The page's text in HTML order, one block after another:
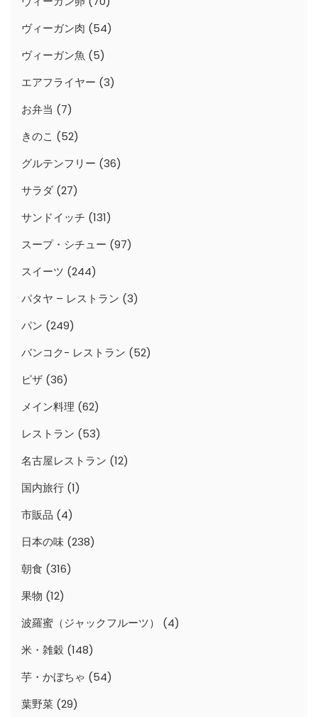
ヴィーガン肉 (54)
ヴィーガン魚 (5)
エアフライヤー (3)
お弁当 (7)
きのこ (52)
グルテンフリー (36)
サラダ (27)
サンドイッチ (131)
スープ・シチュー (97)
スイーツ (244)
パタヤ – レストラン (3)
パン (249)
バンコク- レストラン (52)
ピザ (36)
メイン料理 (62)
レストラン (53)
名古屋レストラン (12)
国内旅行 (1)
市販品 (4)
日本の味 (238)
朝食 (316)
果物 (12)
波羅蜜（ジャックフルーツ）
(4)
米・雑穀 (148)
芋・かぼちゃ (54)
葉野菜 (29)